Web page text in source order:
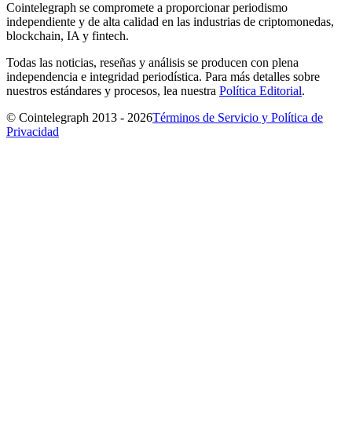
Cointelegraph se compromete a proporcionar periodismo
independiente y de alta calidad en las industrias de criptomonedas,
blockchain, IA y fintech.
Todas las noticias, reseñas y análisis se producen con plena
independencia e integridad periodística. Para más detalles sobre
nuestros estándares y procesos, lea nuestra Política Editorial.
© Cointelegraph 2013 - 2026Términos de Servicio y Política de
Privacidad